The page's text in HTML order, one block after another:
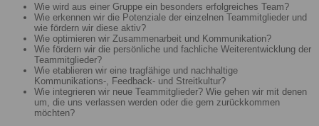
Wie wird aus einer Gruppe ein besonders erfolgreiches Team?
Wie erkennen wir die Potenziale der einzelnen Teammitglieder und
wie fördern wir diese aktiv?
Wie optimieren wir Zusammenarbeit und Kommunikation?
Wie fördern wir die persönliche und fachliche Weiterentwicklung der
Teammitglieder?
Wie etablieren wir eine tragfähige und nachhaltige
Kommunikations-, Feedback- und Streitkultur?
Wie integrieren wir neue Teammitglieder? Wie gehen wir mit denen
um, die uns verlassen werden oder die gern zurückkommen
möchten?